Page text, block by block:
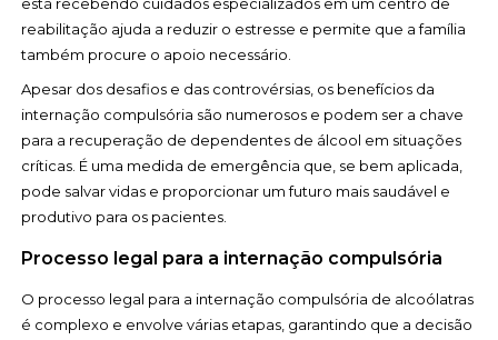
reabilitação ajuda a reduzir o estresse e permite que a família
também procure o apoio necessário.
Apesar dos desafios e das controvérsias, os benefícios da
internação compulsória são numerosos e podem ser a chave
para a recuperação de dependentes de álcool em situações
críticas. É uma medida de emergência que, se bem aplicada,
pode salvar vidas e proporcionar um futuro mais saudável e
produtivo para os pacientes.
Processo legal para a internação compulsória
O processo legal para a internação compulsória de alcoólatras
é complexo e envolve várias etapas, garantindo que a decisão